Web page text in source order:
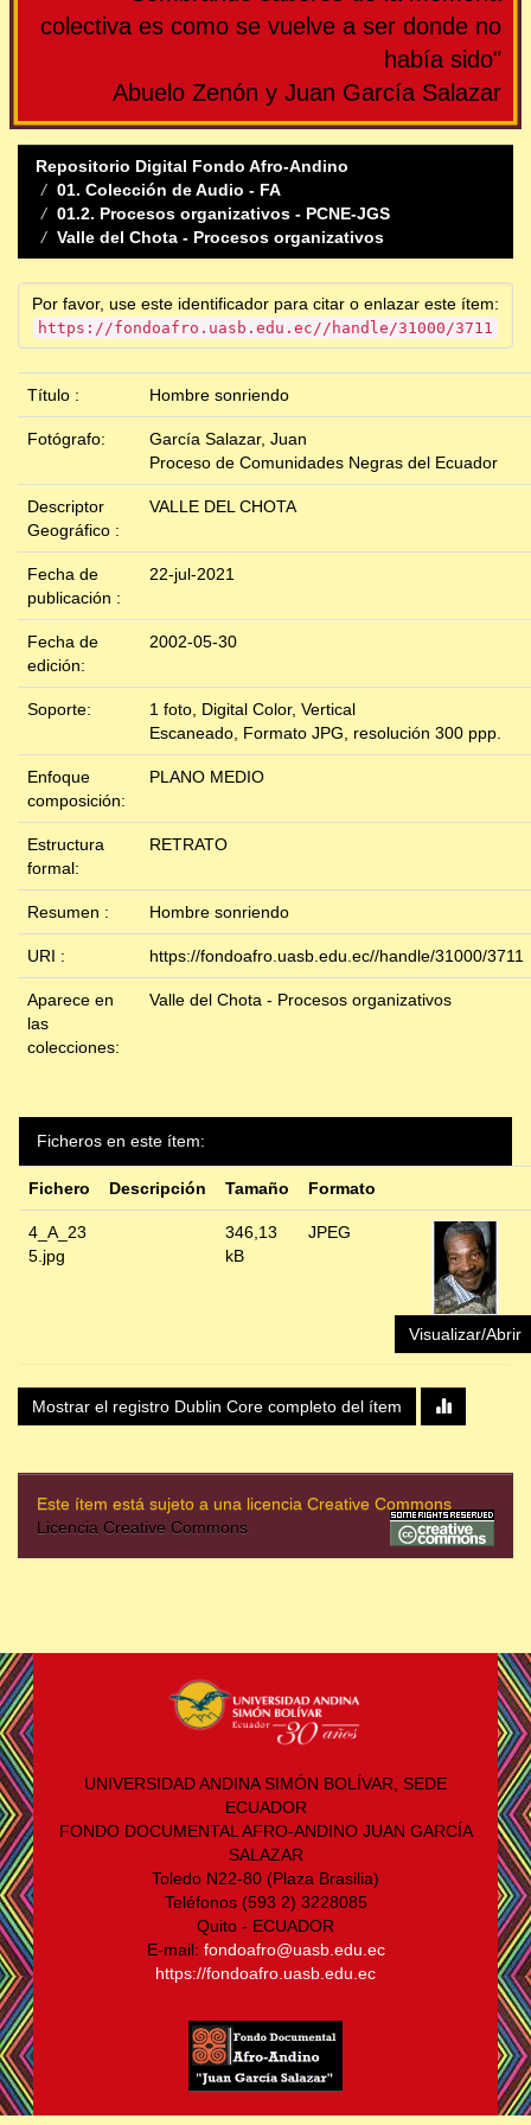
colectiva es como se vuelve a ser donde no
había sido"
Abuelo Zenón y Juan García Salazar
Repositorio Digital Fondo Afro-Andino
01. Colección de Audio - FA
01.2. Procesos organizativos - PCNE-JGS
Valle del Chota - Procesos organizativos
Por favor, use este identificador para citar o enlazar este ítem:
https://fondoafro.uasb.edu.ec//handle/31000/3711
Título : Hombre sonriendo
Fotógrafo:
García Salazar, Juan
Proceso de Comunidades Negras del Ecuador
Descriptor
Geográfico :
VALLE DEL CHOTA
Fecha de
publicación :
22-jul-2021
Fecha de
edición:
2002-05-30
Soporte:
1 foto, Digital Color, Vertical
Escaneado, Formato JPG, resolución 300 ppp.
Enfoque
composición:
PLANO MEDIO
Estructura
formal:
RETRATO
Resumen : Hombre sonriendo
URI : https://fondoafro.uasb.edu.ec//handle/31000/3711
Aparece en
las
colecciones:
Valle del Chota - Procesos organizativos
Ficheros en este ítem:
Fichero Descripción Tamaño Formato
4_A_23
5.jpg
346,13
kB
JPEG
Visualizar/Abrir
Mostrar el registro Dublin Core completo del ítem
Este ítem está sujeto a una licencia Creative Commons
Licencia Creative Commons
UNIVERSIDAD ANDINA SIMÓN BOLÍVAR, SEDE
ECUADOR
FONDO DOCUMENTAL AFRO-ANDINO JUAN GARCÍA
SALAZAR
Toledo N22-80 (Plaza Brasilia)
Teléfonos (593 2) 3228085
Quito - ECUADOR
E-mail: fondoafro@uasb.edu.ec
https://fondoafro.uasb.edu.ec